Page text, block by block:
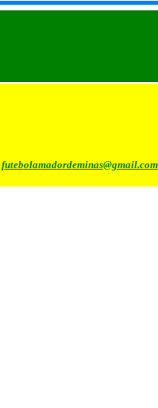
futebolamadordeminas@gmail.com